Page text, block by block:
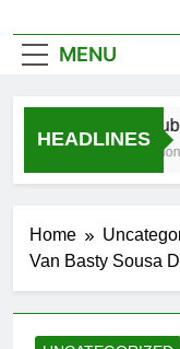
MENU
HEADLINES
Klub
1 Month
Home
Van Basty Sousa